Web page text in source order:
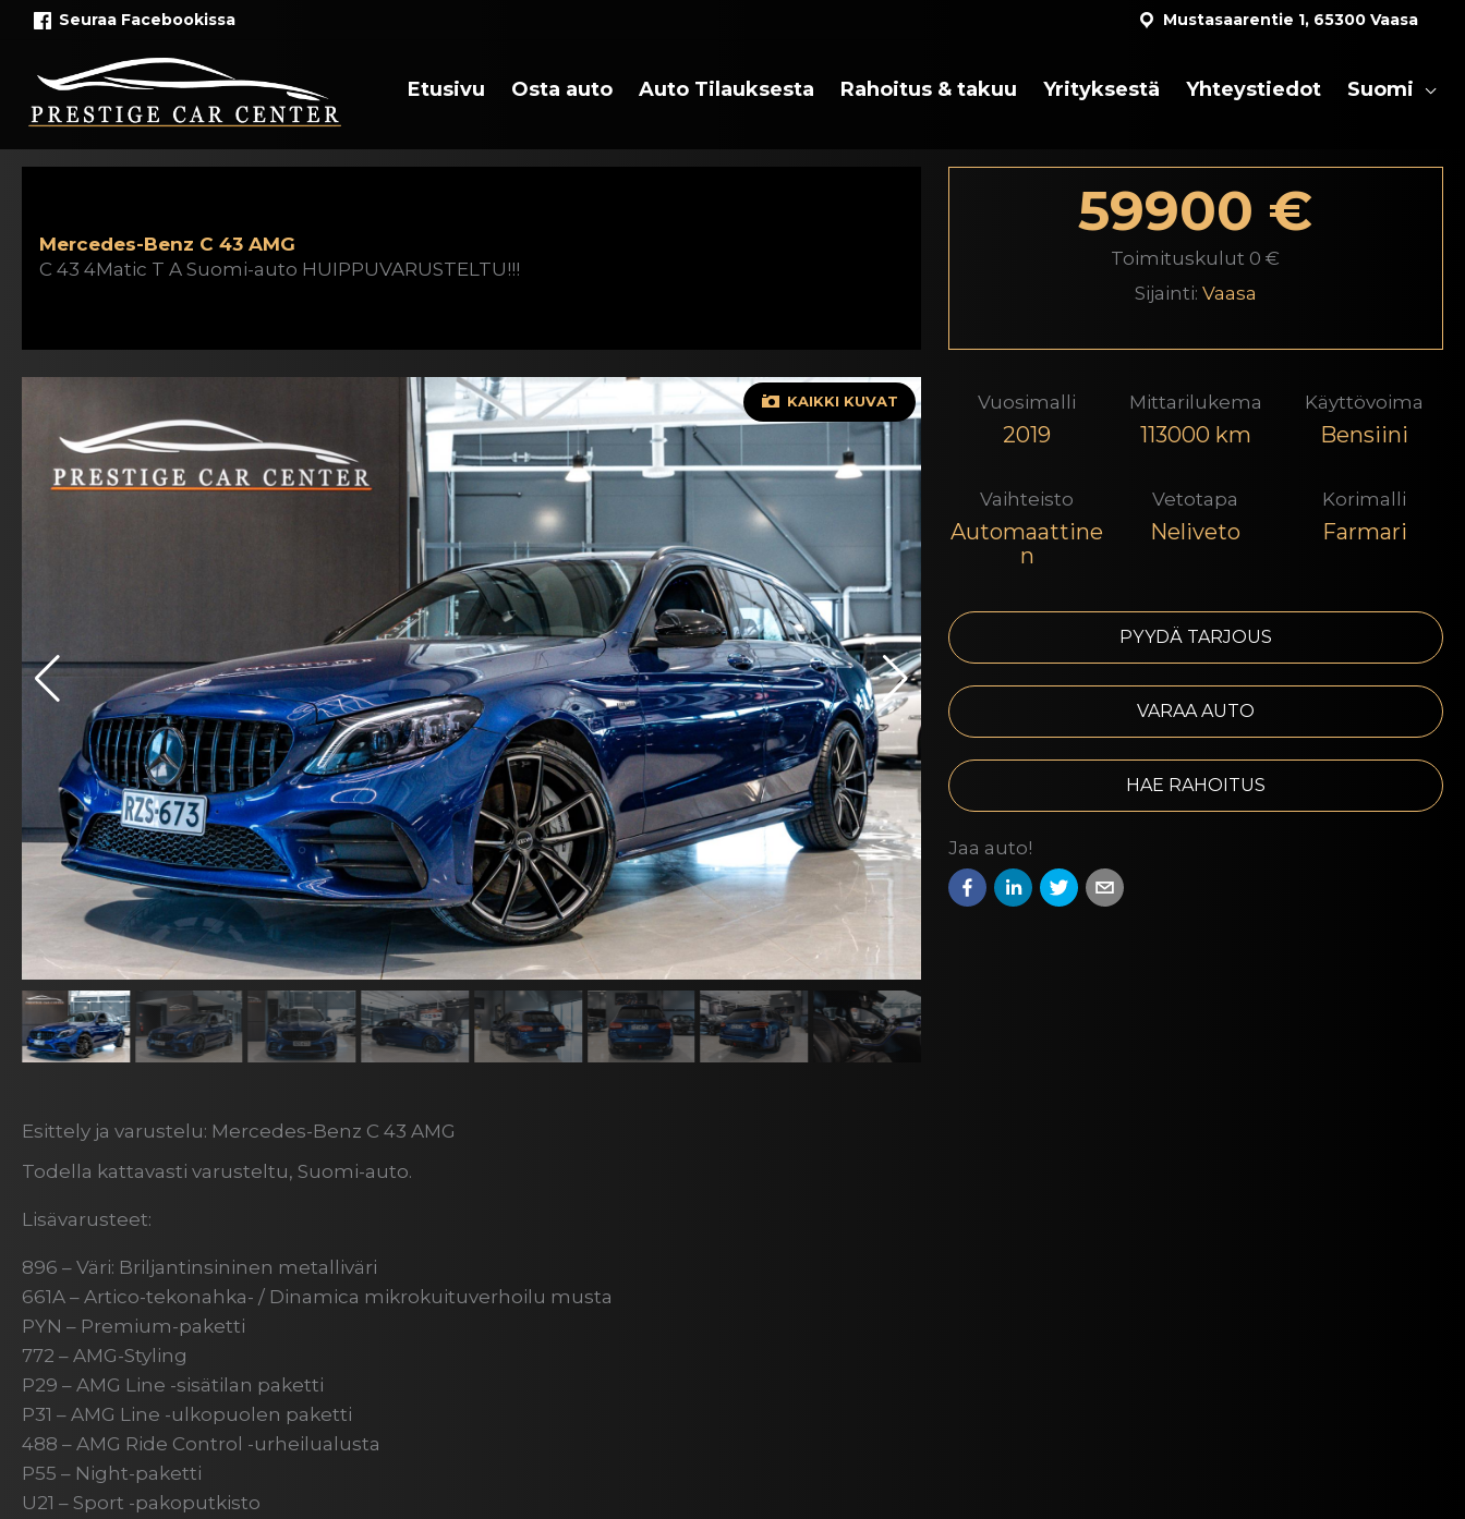
Siirry
Seuraa Facebookissa Mustasaarentie 1, 65300 Vaasa
Etusivu Osta auto Auto Tilauksesta Rahoitus & takuu Yrityksestä Yhteystiedot Suomi
Mercedes-Benz C 43 AMG
C 43 4Matic T A Suomi-auto HUIPPUVARUSTELTU!!!
59900 €
Toimituskulut 0 €
Sijainti: Vaasa
KAIKKI KUVAT Vuosimalli
2019
Mittarilukema
113000 km
Käyttövoima
Bensiini
Vaihteisto
Automaattine
n
Vetotapa
Neliveto
Korimalli
Farmari
PYYDÄ TARJOUS
VARAA AUTO
HAE RAHOITUS
Jaa auto!
Esittely ja varustelu: Mercedes-Benz C 43 AMG
Todella kattavasti varusteltu, Suomi-auto.
Lisävarusteet:
896 – Väri: Briljantinsininen metalliväri
661A – Artico-tekonahka- / Dinamica mikrokuituverhoilu musta
PYN – Premium-paketti
772 – AMG-Styling
P29 – AMG Line -sisätilan paketti
P31 – AMG Line -ulkopuolen paketti
488 – AMG Ride Control -urheilualusta
P55 – Night-paketti
U21 – Sport -pakoputkisto